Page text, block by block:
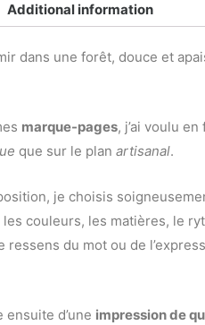
Additional information
dans une forêt, douce et
marque-pages, j’ai voulu
que sur le plan artisanal.
je choisis
couleurs, les matières, le
ressens du mot ou de
d’une impression de